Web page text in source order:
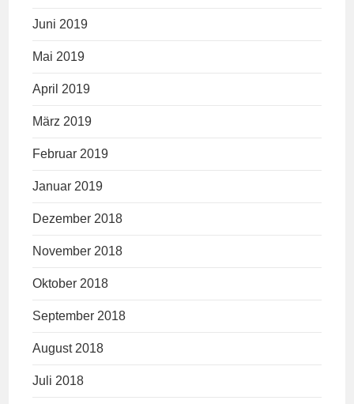
Juni 2019
Mai 2019
April 2019
März 2019
Februar 2019
Januar 2019
Dezember 2018
November 2018
Oktober 2018
September 2018
August 2018
Juli 2018